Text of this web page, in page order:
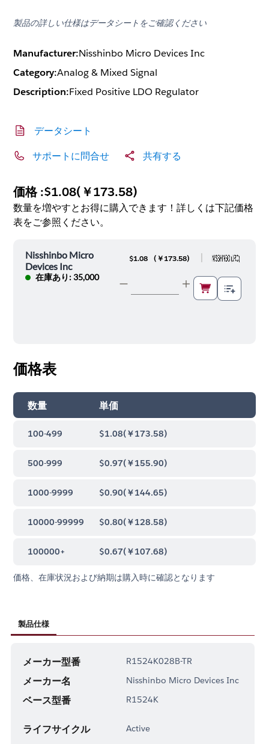
製品の詳しい仕様はデータシートをご確認ください
Manufacturer:Nisshinbo Micro Devices Inc
Category:Analog & Mixed Signal
Description:Fixed Positive LDO Regulator
データシート
サポートに問合せ 共有する
価格 :$1.08(￥173.58)
数量を増やすとお得に購入できます！詳しくは下記価格
表をご参照ください。
Nisshinbo Micro
Devices Inc
在庫あり: 35,000
$1.08 ( ￥173.58)
価格表
数量 単価
100-499 $1.08(￥173.58)
500-999 $0.97(￥155.90)
1000-9999 $0.90(￥144.65)
10000-99999 $0.80(￥128.58)
100000+ $0.67(￥107.68)
価格、在庫状況および納期は購入時に確認となります
製品仕様
メーカー型番 R1524K028B-TR
メーカー名 Nisshinbo Micro Devices Inc
ベース型番 R1524K
ライフサイクル Active